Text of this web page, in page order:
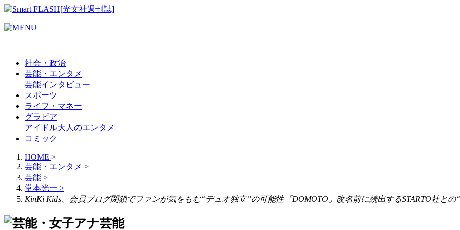
社会・政治
芸能・エンタメ
芸能インタビュー
スポーツ
ライフ・マネー
グラビア
アイドル大人のエンタメ
コミック
HOME >
芸能・エンタメ >
芸能 >
堂本光一 >
KinKi Kids、会員ブログ閉鎖でファンが気をもむ“デュオ独立”の可能性「DOMOTO」改名前に続出するSTARTO社との
芸能